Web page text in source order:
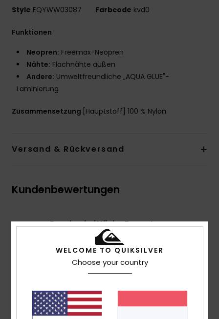
Style EQYWW03087 Farbcode kvd0
Funktionen
Neopren: Freemax-Neopren
Nähte: Flachnähte außen
Andere: Umweltfreundliche „AQUA GLUE"-
Laminierung
Zusammensetzung [Hauptstoff] 100 % Nylon
Versand & Rückversand
Kundenbewertungen
Durchschnittliche Bewertung
5.0/5
100% unserer Kunden empfehlen dieses Produkt
WELCOME TO QUIKSILVER
Choose your country